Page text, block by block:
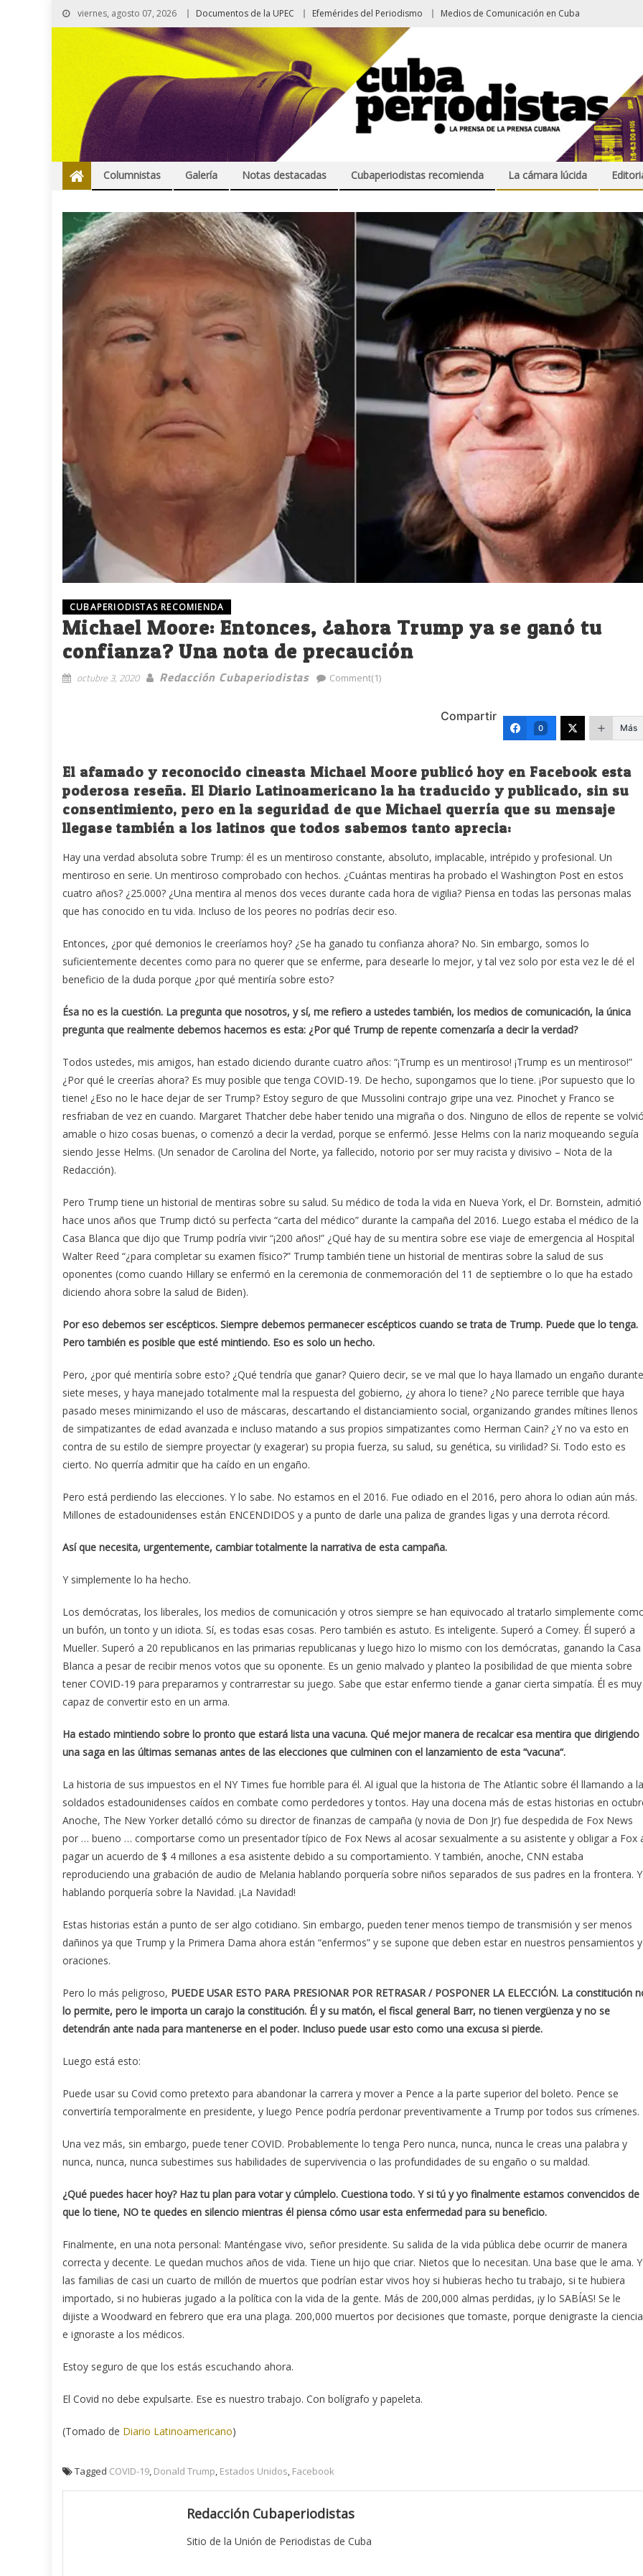
viernes, agosto 07, 2026 Documentos de la UPEC Efemérides del Periodismo Medios de Comunicación en Cuba
Columnistas Galería Notas destacadas Cubaperiodistas recomienda La cámara lúcida
CUBAPERIODISTAS RECOMIENDA
Michael Moore: Entonces, ¿ahora Trump ya se ganó tu
confianza? Una nota de precaución
octubre 3, 2020 Redacción Cubaperiodistas Comment(1)
Compartir
0 Más
El afamado y reconocido cineasta Michael Moore publicó hoy en Facebook esta
poderosa reseña. El Diario Latinoamericano la ha traducido y publicado, sin su
consentimiento, pero en la seguridad de que Michael querría que su mensaje
llegase también a los latinos que todos sabemos tanto aprecia:
Hay una verdad absoluta sobre Trump: él es un mentiroso constante, absoluto, implacable, intrépido y profesional. Un
mentiroso en serie. Un mentiroso comprobado con hechos. ¿Cuántas mentiras ha probado el Washington Post en estos
cuatro años? ¿25.000? ¿Una mentira al menos dos veces durante cada hora de vigilia? Piensa en todas las personas malas
que has conocido en tu vida. Incluso de los peores no podrías decir eso.
Entonces, ¿por qué demonios le creeríamos hoy? ¿Se ha ganado tu confianza ahora? No. Sin embargo, somos lo
suficientemente decentes como para no querer que se enferme, para desearle lo mejor, y tal vez solo por esta vez le dé el
beneficio de la duda porque ¿por qué mentiría sobre esto?
Ésa no es la cuestión. La pregunta que nosotros, y sí, me refiero a ustedes también, los medios de comunicación, la única
pregunta que realmente debemos hacernos es esta: ¿Por qué Trump de repente comenzaría a decir la verdad?
Todos ustedes, mis amigos, han estado diciendo durante cuatro años: “¡Trump es un mentiroso! ¡Trump es un mentiroso!”
¿Por qué le creerías ahora? Es muy posible que tenga COVID-19. De hecho, supongamos que lo tiene. ¡Por supuesto que lo
tiene! ¿Eso no le hace dejar de ser Trump? Estoy seguro de que Mussolini contrajo gripe una vez. Pinochet y Franco se
resfriaban de vez en cuando. Margaret Thatcher debe haber tenido una migraña o dos. Ninguno de ellos de repente se
amable o hizo cosas buenas, o comenzó a decir la verdad, porque se enfermó. Jesse Helms con la nariz moqueando seguía
siendo Jesse Helms. (Un senador de Carolina del Norte, ya fallecido, notorio por ser muy racista y divisivo – Nota de la
Redacción).
Pero Trump tiene un historial de mentiras sobre su salud. Su médico de toda la vida en Nueva York, el Dr. Bornstein, admitió
hace unos años que Trump dictó su perfecta “carta del médico” durante la campaña del 2016. Luego estaba el médico de la
Casa Blanca que dijo que Trump podría vivir “¡200 años!” ¿Qué hay de su mentira sobre ese viaje de emergencia al Hospital
Walter Reed “¿para completar su examen físico?” Trump también tiene un historial de mentiras sobre la salud de sus
oponentes (como cuando Hillary se enfermó en la ceremonia de conmemoración del 11 de septiembre o lo que ha estado
diciendo ahora sobre la salud de Biden).
Por eso debemos ser escépticos. Siempre debemos permanecer escépticos cuando se trata de Trump. Puede que lo tenga.
Pero también es posible que esté mintiendo. Eso es solo un hecho.
Pero, ¿por qué mentiría sobre esto? ¿Qué tendría que ganar? Quiero decir, se ve mal que lo haya llamado un engaño durante
siete meses, y haya manejado totalmente mal la respuesta del gobierno, ¿y ahora lo tiene? ¿No parece terrible que haya
pasado meses minimizando el uso de máscaras, descartando el distanciamiento social, organizando grandes mítines llenos
de simpatizantes de edad avanzada e incluso matando a sus propios simpatizantes como Herman Cain? ¿Y no va esto en
contra de su estilo de siempre proyectar (y exagerar) su propia fuerza, su salud, su genética, su virilidad? Si. Todo esto es
cierto. No querría admitir que ha caído en un engaño.
Pero está perdiendo las elecciones. Y lo sabe. No estamos en el 2016. Fue odiado en el 2016, pero ahora lo odian aún más.
Millones de estadounidenses están ENCENDIDOS y a punto de darle una paliza de grandes ligas y una derrota récord.
Así que necesita, urgentemente, cambiar totalmente la narrativa de esta campaña.
Y simplemente lo ha hecho.
Los demócratas, los liberales, los medios de comunicación y otros siempre se han equivocado al tratarlo simplemente
un bufón, un tonto y un idiota. Sí, es todas esas cosas. Pero también es astuto. Es inteligente. Superó a Comey. Él superó a
Mueller. Superó a 20 republicanos en las primarias republicanas y luego hizo lo mismo con los demócratas, ganando la Casa
Blanca a pesar de recibir menos votos que su oponente. Es un genio malvado y planteo la posibilidad de que mienta sobre
tener COVID-19 para prepararnos y contrarrestar su juego. Sabe que estar enfermo tiende a ganar cierta simpatía. Él es muy
capaz de convertir esto en un arma.
Ha estado mintiendo sobre lo pronto que estará lista una vacuna. Qué mejor manera de recalcar esa mentira que dirigiendo
una saga en las últimas semanas antes de las elecciones que culminen con el lanzamiento de esta “vacuna“.
La historia de sus impuestos en el NY Times fue horrible para él. Al igual que la historia de The Atlantic sobre él llamando a
soldados estadounidenses caídos en combate como perdedores y tontos. Hay una docena más de estas historias en
Anoche, The New Yorker detalló cómo su director de finanzas de campaña (y novia de Don Jr) fue despedida de Fox News
por … bueno … comportarse como un presentador típico de Fox News al acosar sexualmente a su asistente y obligar a Fox
pagar un acuerdo de $ 4 millones a esa asistente debido a su comportamiento. Y también, anoche, CNN estaba
reproduciendo una grabación de audio de Melania hablando porquería sobre niños separados de sus padres en la frontera. Y
hablando porquería sobre la Navidad. ¡La Navidad!
Estas historias están a punto de ser algo cotidiano. Sin embargo, pueden tener menos tiempo de transmisión y ser menos
dañinos ya que Trump y la Primera Dama ahora están “enfermos” y se supone que deben estar en nuestros pensamientos y
oraciones.
Pero lo más peligroso, PUEDE USAR ESTO PARA PRESIONAR POR RETRASAR / POSPONER LA ELECCIÓN. La constitución
lo permite, pero le importa un carajo la constitución. Él y su matón, el fiscal general Barr, no tienen vergüenza y no se
detendrán ante nada para mantenerse en el poder. Incluso puede usar esto como una excusa si pierde.
Luego está esto:
Puede usar su Covid como pretexto para abandonar la carrera y mover a Pence a la parte superior del boleto. Pence se
convertiría temporalmente en presidente, y luego Pence podría perdonar preventivamente a Trump por todos sus crímenes.
Una vez más, sin embargo, puede tener COVID. Probablemente lo tenga Pero nunca, nunca, nunca le creas una palabra y
nunca, nunca, nunca subestimes sus habilidades de supervivencia o las profundidades de su engaño o su maldad.
¿Qué puedes hacer hoy? Haz tu plan para votar y cúmplelo. Cuestiona todo. Y si tú y yo finalmente estamos convencidos de
que lo tiene, NO te quedes en silencio mientras él piensa cómo usar esta enfermedad para su beneficio.
Finalmente, en una nota personal: Manténgase vivo, señor presidente. Su salida de la vida pública debe ocurrir de manera
correcta y decente. Le quedan muchos años de vida. Tiene un hijo que criar. Nietos que lo necesitan. Una base que le ama. Y
las familias de casi un cuarto de millón de muertos que podrían estar vivos hoy si hubieras hecho tu trabajo, si te hubiera
importado, si no hubieras jugado a la política con la vida de la gente. Más de 200,000 almas perdidas, ¡y lo SABÍAS! Se le
dijiste a Woodward en febrero que era una plaga. 200,000 muertos por decisiones que tomaste, porque denigraste la ciencia
e ignoraste a los médicos.
Estoy seguro de que los estás escuchando ahora.
El Covid no debe expulsarte. Ese es nuestro trabajo. Con bolígrafo y papeleta.
(Tomado de Diario Latinoamericano)
Tagged COVID-19, Donald Trump, Estados Unidos, Facebook
Redacción Cubaperiodistas
Sitio de la Unión de Periodistas de Cuba